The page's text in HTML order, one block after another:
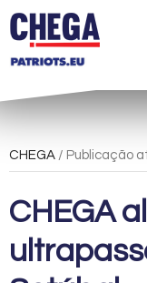
CHEGA / Publicação
CHEGA